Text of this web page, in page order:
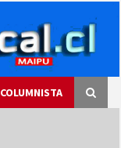
COLUMNISTA